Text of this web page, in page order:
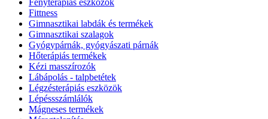
Fényterápiás eszközök
Fittness
Gimnasztikai labdák és termékek
Gimnasztikai szalagok
Gyógypárnák, gyógyászati párnák
Hőterápiás termékek
Kézi masszírozók
Lábápolás - talpbetétek
Légzésterápiás eszközök
Lépéssszámlálók
Mágneses termékek